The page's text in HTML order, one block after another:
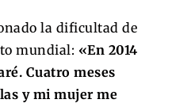
la dificultad de
mundial: «En 2014
Cuatro meses
y mi mujer me